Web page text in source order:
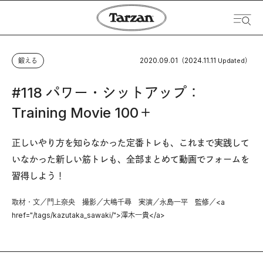
鍛える 2020.09.01 （2024.11.11 Updated）
#118 パワー・シットアップ：
Training Movie 100＋
正しいやり方を知らなかった定番トレも、これまで実践して
いなかった新しい筋トレも、全部まとめて動画でフォームを
習得しよう！
取材・文／門上奈央 撮影／大嶋千尋 実演／永島一平 監修／<a
href="/tags/kazutaka_sawaki/">澤木一貴</a>